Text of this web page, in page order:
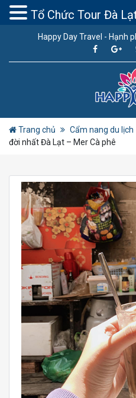
Happy Day Travel - Hạnh
Trang chủ Cẩm nang du lịch
đời nhất Đà Lạt – Mer Cà phê
Tổ Chức Tour Đà